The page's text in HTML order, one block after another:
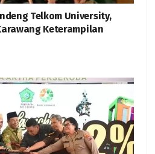
Telkom University,
Keterampilan